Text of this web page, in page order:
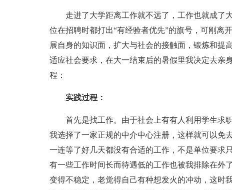
走进了大学距离工作就不远了，工作也就成了
位在招聘时都打出“有经验者优先”的旗号，可刚离
展自身的知识面，扩大与社会的接触面，锻炼和提
适应社会要求，在大一结束后的暑假里我决定去亲
程：
实践过程：
首先是找工作。由于社会上有有人利用学生求
我选择了一家正规的中介中心注册，这样就可以免
一连等了好几天都没有合适的工作，不是单位要求
有一些工作时间长而待遇低的工作也被我排除在外
变得不稳定，老觉得自己有种想发火的冲动，这时